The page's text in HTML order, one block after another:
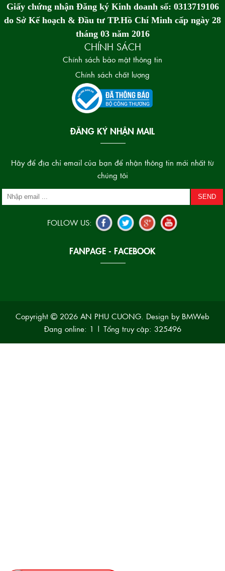
Giấy chứng nhận Đăng ký Kinh doanh số: 0313719106
do Sở Kế hoạch & Đầu tư TP.Hồ Chí Minh cấp ngày 28
tháng 03 năm 2016
CHÍNH SÁCH
Chính sách bảo mật thông tin
Chính sách chất lượng
ĐĂNG KÝ NHẬN MAIL
Hãy để địa chỉ email của bạn để nhận thông tin mới nhất từ
chúng tôi
FOLLOW US:
FANPAGE - FACEBOOK
Copyright
2026 AN PHU CUONG. Design by BMWeb
Đang online: 1 | Tổng truy cập: 325496